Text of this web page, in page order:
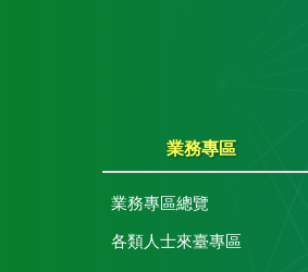
業務專區
業務專區總覽
各類人士來臺專區